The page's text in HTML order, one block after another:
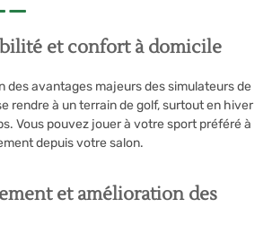
et confort à domicile
des avantages majeurs des simulateurs de
rendre à un terrain de golf, surtout en hiver
Vous pouvez jouer à votre sport préféré à
depuis votre salon.
et amélioration des